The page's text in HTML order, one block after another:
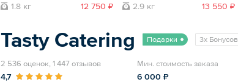
1.8 кг
12 750 ₽
2.9 кг
13 550 ₽
Tasty Catering Подарки 3x Бонусов
2 536 оценок, 1 447 отзывов
4,7
Мин. стоимость заказа
6 000 ₽